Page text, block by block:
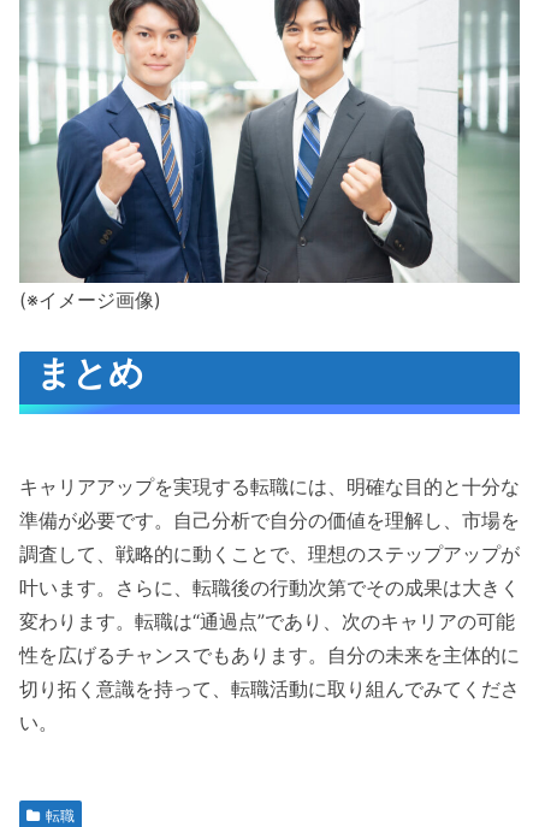
(※イメージ画像)
まとめ
キャリアアップを実現する転職には、明確な目的と十分な
準備が必要です。自己分析で自分の価値を理解し、市場を
調査して、戦略的に動くことで、理想のステップアップが
叶います。さらに、転職後の行動次第でその成果は大きく
変わります。転職は“通過点”であり、次のキャリアの可能
性を広げるチャンスでもあります。自分の未来を主体的に
切り拓く意識を持って、転職活動に取り組んでみてくださ
い。
転職